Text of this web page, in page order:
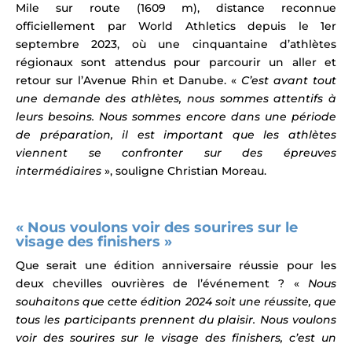
Mile sur route (1609 m), distance reconnue
officiellement par World Athletics depuis le 1er
septembre 2023, où une cinquantaine d’athlètes
régionaux sont attendus pour parcourir un aller et
retour sur l’Avenue Rhin et Danube.«C’est avant tout
une demande des athlètes, nous sommes attentifs à
leurs besoins. Nous sommes encore dans une période
de préparation, il est important que les athlètes
viennent se confronter sur des épreuves
intermédiaires », souligne Christian Moreau.
« Nous voulons voir des sourires sur le
visage des finishers »
Que serait une édition anniversaire réussie pour les
deux chevilles ouvrières de l’événement ? « Nous
souhaitons que cette édition 2024 soit une réussite, que
tous les participants prennent du plaisir. Nous voulons
voir des sourires sur le visage des finishers, c’est un